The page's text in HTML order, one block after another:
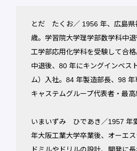
とだ たくお／ 1956 年、広島県
歳。学習院大学理学部数学科中
工学部応用化学科を受験して合
中退後、80 年にキングインベス
ム）入社。84 年製造部長、98
キャステムグループ代表者・最高
いまいずみ ひであき／1957 年
年大阪工業大学卒業後、オーエ